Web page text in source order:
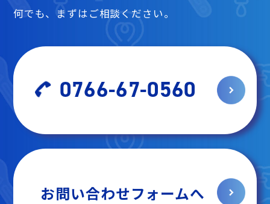
何でも、まずはご相談ください。
0766-67-0560
お問い合わせフォームへ